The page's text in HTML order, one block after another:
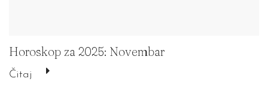
Horoskop za 2025: Novembar
Čitaj